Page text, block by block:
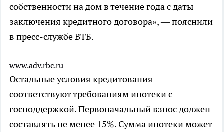
собственности на дом в течение года с даты
заключения кредитного договора», — пояснили
в пресс-службе ВТБ.
www.adv.rbc.ru
Остальные условия кредитования
соответствуют требованиям ипотеки с
господдержкой. Первоначальный взнос должен
составлять не менее 15%. Сумма ипотеки может